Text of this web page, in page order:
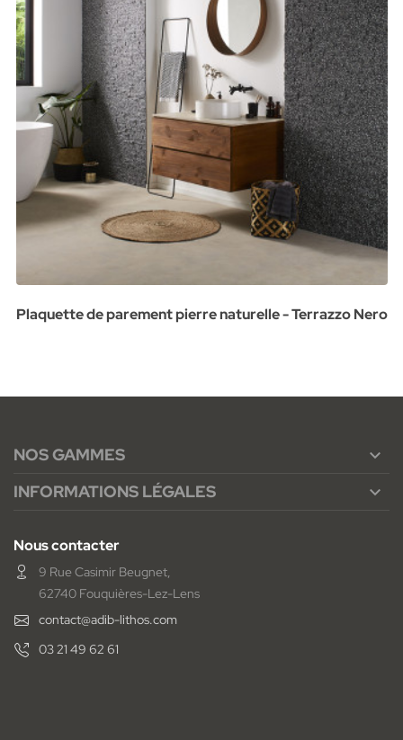
Plaquette de parement pierre naturelle - Terrazzo Nero
NOS GAMMES 
INFORMATIONS LÉGALES 
Nous contacter
9 Rue Casimir Beugnet,
62740 Fouquières-Lez-Lens
contact@adib-lithos.com
03 21 49 62 61